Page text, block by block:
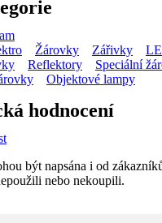
Žárovky Zářivky
Reflektory
Speciální
Objektové lampy
hodnocení
být napsána i od
nebo nekoupili.